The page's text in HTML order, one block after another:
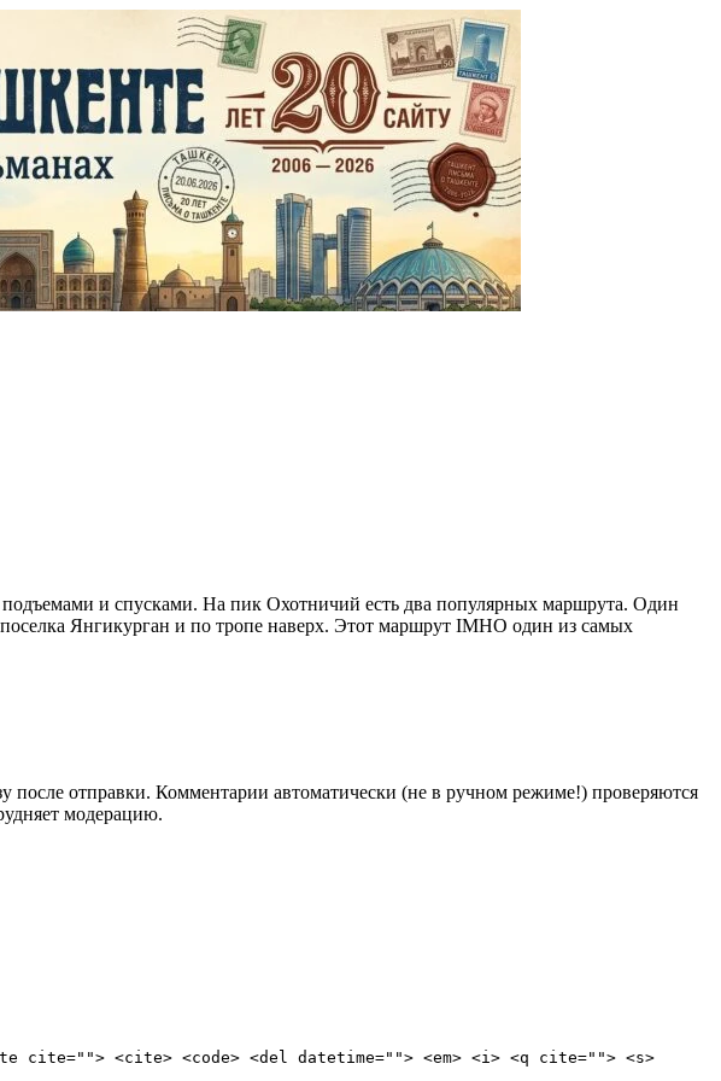
и спусками. На пик Охотничий есть два популярных маршрута. Один
Янгикурган и по тропе наверх. Этот маршрут IMHO один из самых
после отправки. Комментарии автоматически (не в ручном режиме!) проверяются
модерацию.
<cite> <code> <del datetime=""> <em> <i> <q cite=""> <s>